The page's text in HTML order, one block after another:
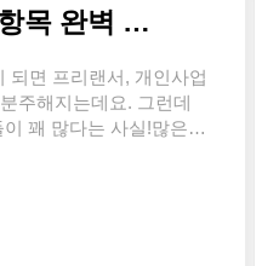
2025 종합소득세 절세 전략 총정리: 놓치기 쉬운 공제 항목 완벽 분석!
되면 프리랜서, 개인사업
주해지는데요. 그런데
꽤 많다는 사실!많은
운 공제 항목부터 절세
고, 어렵지 않아요. 꿀팁
2025년 종합소득세 신